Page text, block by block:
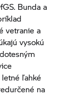
Bunda a
vetranie a
vysokú
ľahké
na